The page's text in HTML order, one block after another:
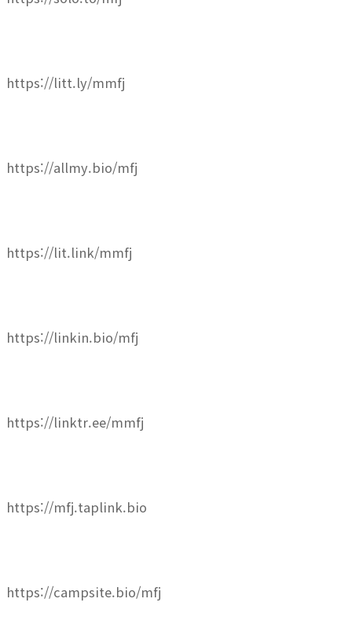
https://litt.ly/mmfj
https://allmy.bio/mfj
https://lit.link/mmfj
https://linkin.bio/mfj
https://linktr.ee/mmfj
https://mfj.taplink.bio
https://campsite.bio/mfj